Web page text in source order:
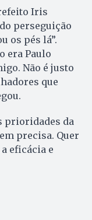
Iris
perseguição
os pés lá”.
era Paulo
Não é justo
que
prioridades da
precisa. Quer
eficácia e